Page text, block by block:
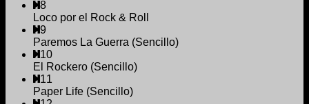
8
Loco por el Rock & Roll
9
Paremos La Guerra (Sencillo)
10
El Rockero (Sencillo)
11
Paper Life (Sencillo)